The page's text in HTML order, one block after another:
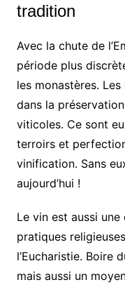
tradition
Avec la chute de
période plus
les monastères.
dans la
viticoles. Ce sont
terroirs et
vinification. Sans
aujourd’hui !
Le vin est aussi
pratiques
l’Eucharistie. Boire
mais aussi un